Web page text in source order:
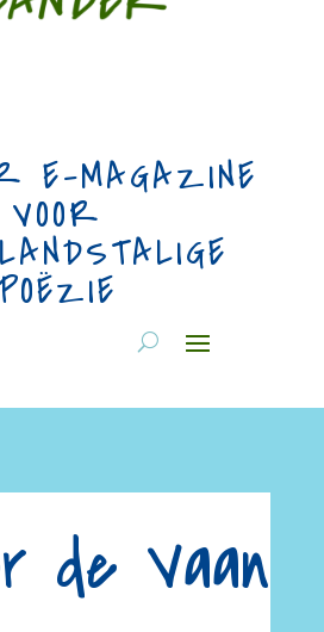
E-MAGAZINE
VOOR
de Vaan